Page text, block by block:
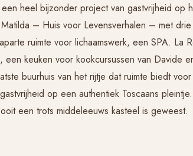
heel bijzonder project van gastvrijheid op
– Huis voor Levensverhalen – met drie
ruimte voor lichaamswerk, een SPA. La
keuken voor kookcursussen van Davide
buurhuis van het rijtje dat ruimte biedt
op een authentiek Toscaans pleintje.
een trots middeleeuws kasteel is geweest.